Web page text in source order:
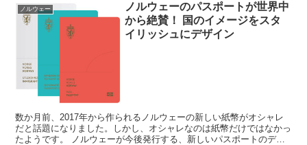
ノルウェー
ノルウェーのパスポートが世界中
から絶賛！ 国のイメージをスタ
イリッシュにデザイン
数か月前、2017年から作られるノルウェーの新しい紙幣がオシャレ
だと話題になりました。しかし、オシャレなのは紙幣だけではなかっ
たようです。 ノルウェーが今後発行する、新しいパスポートのデザ